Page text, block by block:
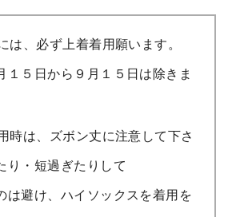
は、必ず上着着用願います。
１５日から９月１５日は除きま
時は、ズボン丈に注意して下さ
り・短過ぎたりして
は避け、ハイソックスを着用を